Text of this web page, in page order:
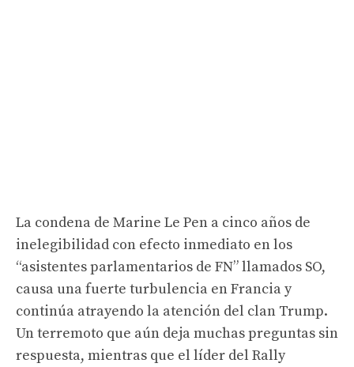
La condena de Marine Le Pen a cinco años de
inelegibilidad con efecto inmediato en los
“asistentes parlamentarios de FN” llamados SO,
causa una fuerte turbulencia en Francia y
continúa atrayendo la atención del clan Trump.
Un terremoto que aún deja muchas preguntas sin
respuesta, mientras que el líder del Rally